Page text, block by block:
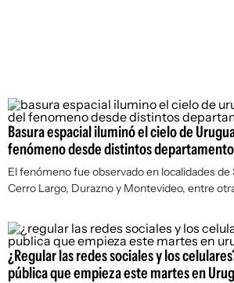
Basura espacial iluminó el cielo de
fenómeno desde distintos
El fenómeno fue observado en localidades de
Cerro Largo, Durazno y Montevideo, entre
¿Regular las redes sociales y los
pública que empieza este martes en